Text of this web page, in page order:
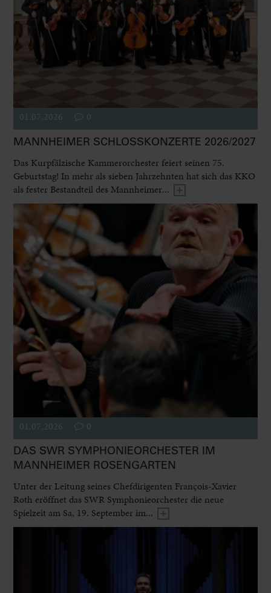
01.07.2026 0
MANNHEIMER SCHLOSSKONZERTE 2026/2027
Das Kurpfälzische Kammerorchester feiert seinen 75.
Geburtstag! In mehr als sieben Jahrzehnten hat sich das KKO
als fester Bestandteil des Mannheimer...
01.07.2026 0
DAS SWR SYMPHONIEORCHESTER IM
MANNHEIMER ROSENGARTEN
Unter der Leitung seines Chefdirigenten François-Xavier
Roth eröffnet das SWR Symphonieorchester die neue
Spielzeit am Sa, 19. September im...